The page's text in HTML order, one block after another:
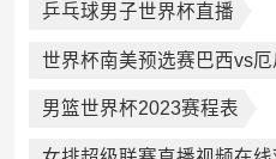
乒乓球男子世界杯直播
世界杯南美预选赛巴西vs厄
男篮世界杯2023赛程表